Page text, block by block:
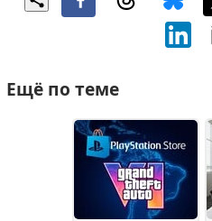
Ещё по теме